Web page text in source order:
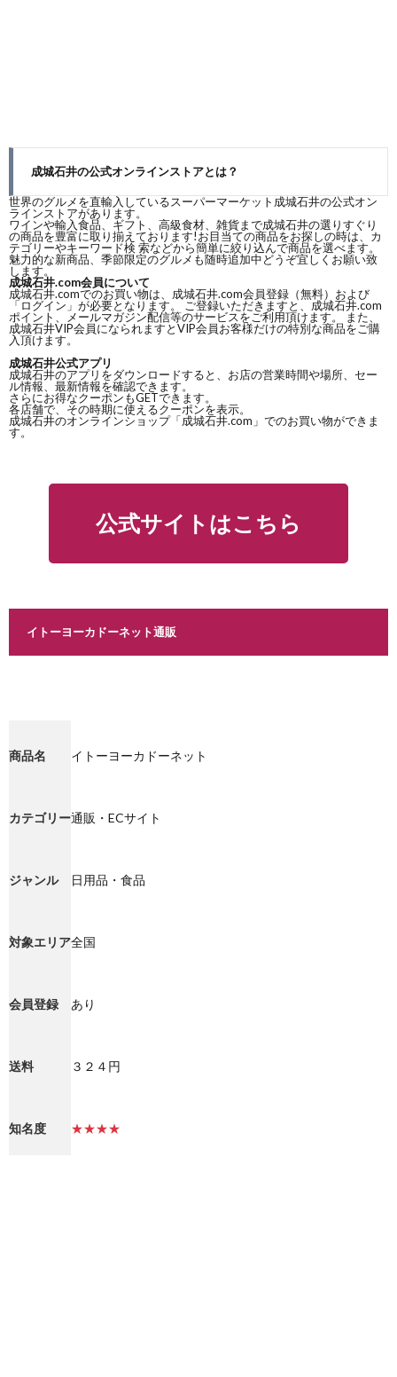
成城石井の公式オンラインストアとは？
世界のグルメを直輸入しているスーパーマーケット成城石井の公式オン
ラインストアがあります。
ワインや輸入食品、ギフト、高級食材、雑貨まで成城石井の選りすぐり
の商品を豊富に取り揃えております!お目当ての商品をお探しの時は、カ
テゴリーやキーワード検 索などから簡単に絞り込んで商品を選べます。
魅力的な新商品、季節限定のグルメも随時追加中どうぞ宜しくお願い致
します。
成城石井.com会員について
成城石井.comでのお買い物は、成城石井.com会員登録（無料）および
「ログイン」が必要となります。 ご登録いただきますと、成城石井.com
ポイント、メールマガジン配信等のサービスをご利用頂けます。 また、
成城石井VIP会員になられますとVIP会員お客様だけの特別な商品をご購
入頂けます。
成城石井公式アプリ
成城石井のアプリをダウンロードすると、お店の営業時間や場所、セー
ル情報、最新情報を確認できます。
さらにお得なクーポンもGETできます。
各店舗で、その時期に使えるクーポンを表示。
成城石井のオンラインショップ「成城石井.com」でのお買い物ができま
す。
公式サイトはこちら
イトーヨーカドーネット通販
商品名 イトーヨーカドーネット
カテゴリー通販・ECサイト
ジャンル 日用品・食品
対象エリア全国
会員登録 あり
送料 ３２４円
知名度 ★★★★